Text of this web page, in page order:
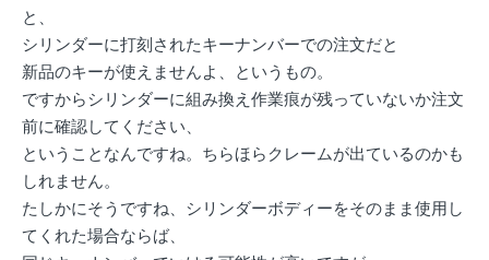
と、
シリンダーに打刻されたキーナンバーでの注文だと
新品のキーが使えませんよ、というもの。
ですからシリンダーに組み換え作業痕が残っていないか注文
前に確認してください、
ということなんですね。ちらほらクレームが出ているのかも
しれません。
たしかにそうですね、シリンダーボディーをそのまま使用し
てくれた場合ならば、